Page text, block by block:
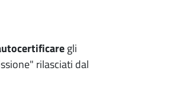
gli
rilasciati dal